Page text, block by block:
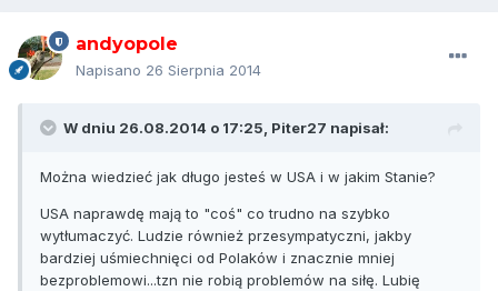
andyopole
Napisano 26 Sierpnia 2014
W dniu 26.08.2014 o 17:25, Piter27 napisał:
Można wiedzieć jak długo jesteś w USA i w jakim Stanie?
USA naprawdę mają to "coś" co trudno na szybko
wytłumaczyć. Ludzie również przesympatyczni, jakby
bardziej uśmiechnięci od Polaków i znacznie mniej
bezproblemowi...tzn nie robią problemów na siłę. Lubię